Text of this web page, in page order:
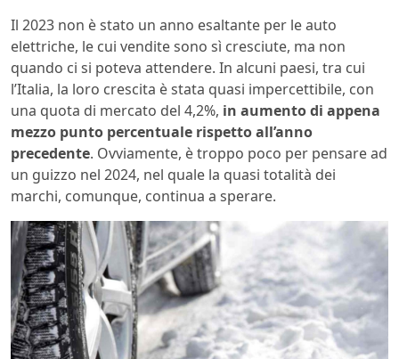
Il 2023 non è stato un anno esaltante per le auto
elettriche, le cui vendite sono sì cresciute, ma non
quando ci si poteva attendere. In alcuni paesi, tra cui
l’Italia, la loro crescita è stata quasi impercettibile, con
una quota di mercato del 4,2%, in aumento di appena
mezzo punto percentuale rispetto all’anno
precedente. Ovviamente, è troppo poco per pensare ad
un guizzo nel 2024, nel quale la quasi totalità dei
marchi, comunque, continua a sperare.